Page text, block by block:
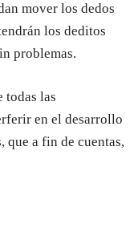
mover los dedos
los deditos
problemas.
todas las
en el desarrollo
que a fin de cuentas,